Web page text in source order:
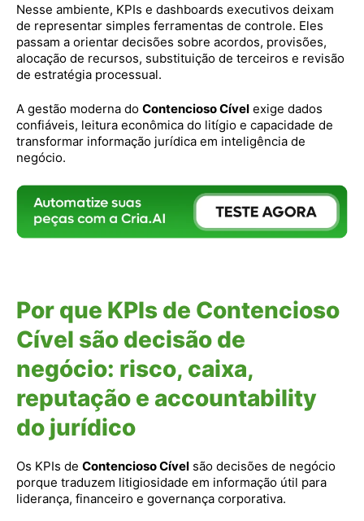
Nesse ambiente, KPIs e dashboards executivos deixam
de representar simples ferramentas de controle. Eles
passam a orientar decisões sobre acordos, provisões,
alocação de recursos, substituição de terceiros e revisão
de estratégia processual.
A gestão moderna do Contencioso Cível exige dados
confiáveis, leitura econômica do litígio e capacidade de
transformar informação jurídica em inteligência de
negócio.
Por que KPIs de Contencioso
Cível são decisão de
negócio: risco, caixa,
reputação e accountability
do jurídico
Os KPIs de Contencioso Cível são decisões de negócio
porque traduzem litigiosidade em informação útil para
liderança, financeiro e governança corporativa.